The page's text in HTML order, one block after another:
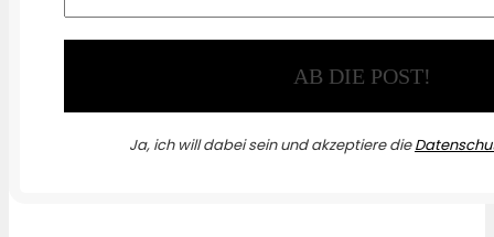
Ja, ich will dabei sein und akzeptiere die